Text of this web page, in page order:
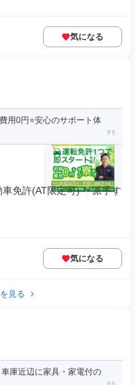
気になる
用0円⭐️安心のサポート体
免許(AT限定可) ・派手す
気になる
見る
庫近辺に家具・家電付の